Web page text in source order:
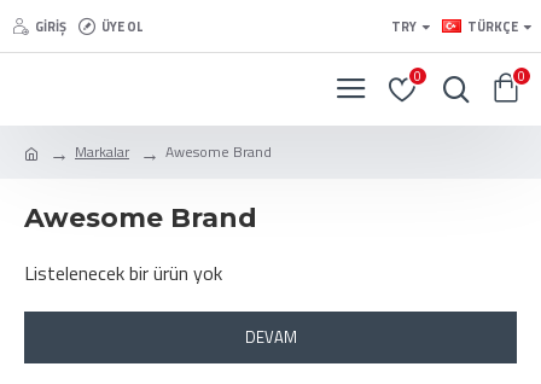
GIRIŞ ÜYE OL TRY TÜRKÇE
0 0
Markalar Awesome Brand
Awesome Brand
Listelenecek bir ürün yok
DEVAM